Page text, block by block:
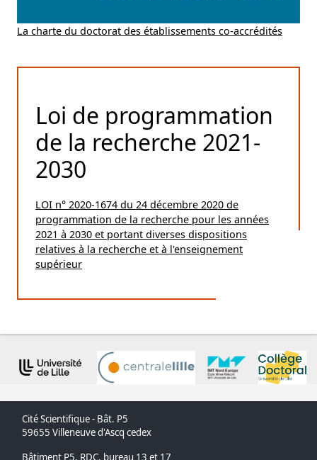
La charte du doctorat des établissements co-accrédités
Loi de programmation
de la recherche 2021-
2030
LOI n° 2020-1674 du 24 décembre 2020 de
programmation de la recherche pour les années
2021 à 2030 et portant diverses dispositions
relatives à la recherche et à l'enseignement
supérieur
Cité Scientifique - Bât. P5
59655 Villeneuve d'Ascq cedex
Bâtiment P5, RDC, bureau 13 et 17